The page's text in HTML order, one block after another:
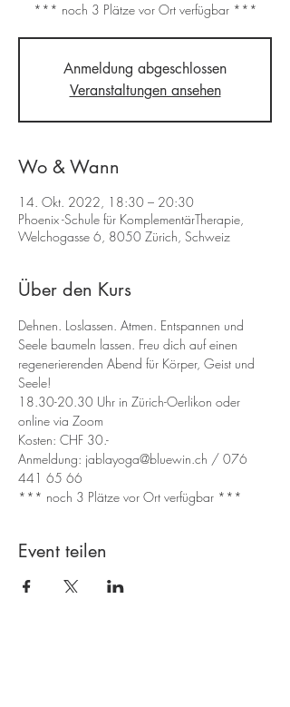
*** noch 3 Plätze vor Ort verfügbar ***
Anmeldung abgeschlossen
Veranstaltungen ansehen
Wo & Wann
14. Okt. 2022, 18:30 – 20:30
Phoenix -Schule für KomplementärTherapie,
Welchogasse 6, 8050 Zürich, Schweiz
Über den Kurs
Dehnen. Loslassen. Atmen. Entspannen und
Seele baumeln lassen. Freu dich auf einen
regenerierenden Abend für Körper, Geist und
Seele!
18.30-20.30 Uhr in Zürich-Oerlikon oder
online via Zoom
Kosten: CHF 30.-
Anmeldung: jablayoga@bluewin.ch / 076
441 65 66
*** noch 3 Plätze vor Ort verfügbar ***
Event teilen